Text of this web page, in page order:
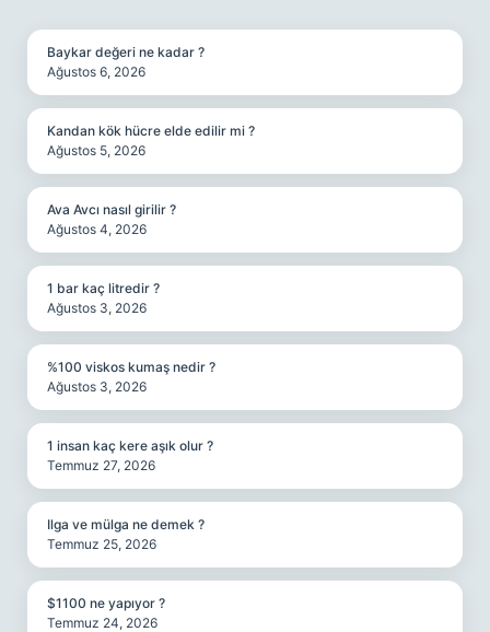
Baykar değeri ne kadar ?
Ağustos 6, 2026
Kandan kök hücre elde edilir mi ?
Ağustos 5, 2026
Ava Avcı nasıl girilir ?
Ağustos 4, 2026
1 bar kaç litredir ?
Ağustos 3, 2026
%100 viskos kumaş nedir ?
Ağustos 3, 2026
1 insan kaç kere aşık olur ?
Temmuz 27, 2026
Ilga ve mülga ne demek ?
Temmuz 25, 2026
$1100 ne yapıyor ?
Temmuz 24, 2026